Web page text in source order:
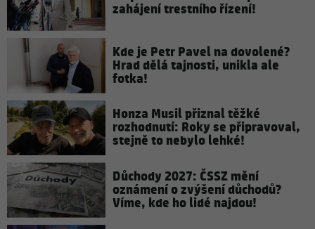
zahájení trestního řízení!
Kde je Petr Pavel na dovolené?
Hrad dělá tajnosti, unikla ale
fotka!
Honza Musil přiznal těžké
rozhodnutí: Roky se připravoval,
stejně to nebylo lehké!
Důchody 2027: ČSSZ mění
oznámení o zvýšení důchodů?
Víme, kde ho lidé najdou!